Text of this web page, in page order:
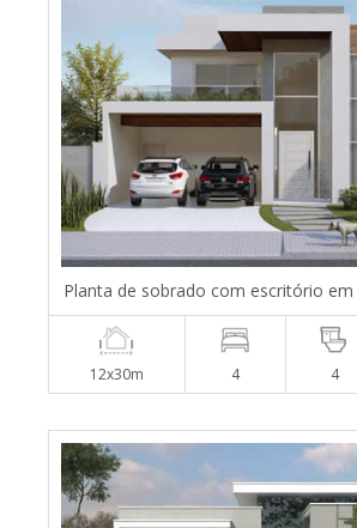
Planta de sobrado com escritório em
12x30m 4 4